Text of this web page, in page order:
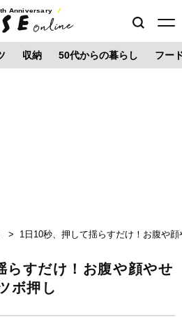
Anniversary
収納 50代からの暮らし フー
1日10秒、押して揺らすだけ！お腹や
らすだけ！お腹や顔やせ
ボ押し